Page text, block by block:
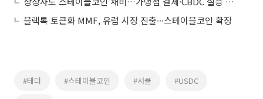
블랙록 토큰화 MMF, 유럽 시장 진출∙∙∙스테이블코인 확장
#테더 #스테이블코인 #서클 #USDC